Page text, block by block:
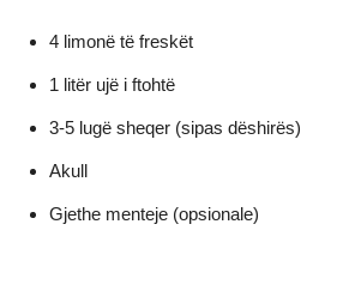
4 limonë të freskët
1 litër ujë i ftohtë
3-5 lugë sheqer (sipas dëshirës)
Akull
Gjethe menteje (opsionale)